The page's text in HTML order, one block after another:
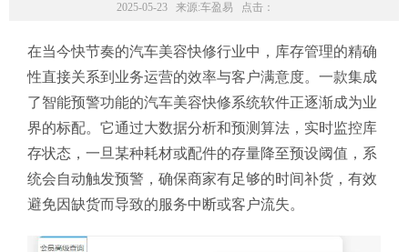
2025-05-23 来源:车盈易 点击：
在当今快节奏的汽车美容快修行业中，库存管理的精确
性直接关系到业务运营的效率与客户满意度。一款集成
了智能预警功能的汽车美容快修系统软件正逐渐成为业
界的标配。它通过大数据分析和预测算法，实时监控库
存状态，一旦某种耗材或配件的存量降至预设阈值，系
统会自动触发预警，确保商家有足够的时间补货，有效
避免因缺货而导致的服务中断或客户流失。